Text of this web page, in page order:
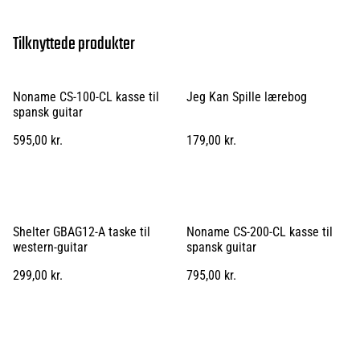
Tilknyttede produkter
Noname CS-100-CL kasse til
spansk guitar
595,00 kr.
Jeg Kan Spille lærebog
179,00 kr.
Shelter GBAG12-A taske til
western-guitar
299,00 kr.
Noname CS-200-CL kasse til
spansk guitar
795,00 kr.